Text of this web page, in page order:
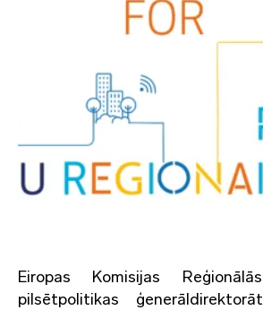
Eiropas Komisijas
pilsētpolitikas